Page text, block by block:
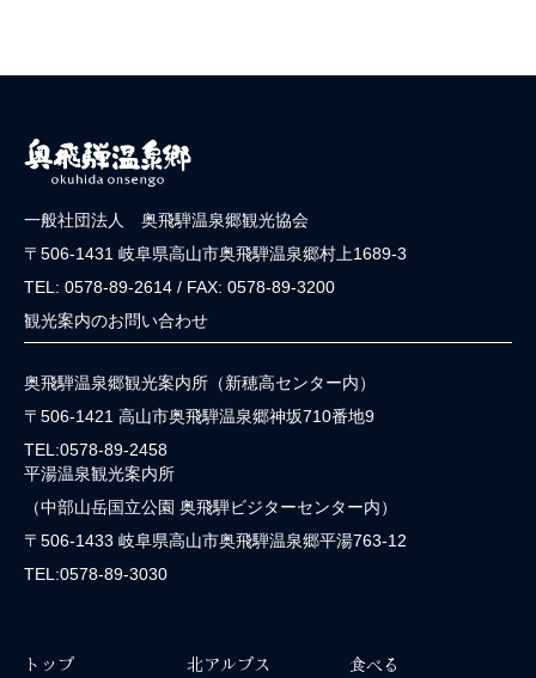
一般社団法人 奥飛騨温泉郷観光協会
〒506-1431 岐阜県高山市奥飛騨温泉郷村上1689-3
TEL: 0578-89-2614 / FAX: 0578-89-3200
観光案内のお問い合わせ
奥飛騨温泉郷観光案内所（新穂高センター内）
〒506-1421 高山市奥飛騨温泉郷神坂710番地9
TEL:0578-89-2458
平湯温泉観光案内所
（中部山岳国立公園 奥飛騨ビジターセンター内）
〒506-1433 岐阜県高山市奥飛騨温泉郷平湯763-12
TEL:0578-89-3030
トップ 北アルプス 食べる